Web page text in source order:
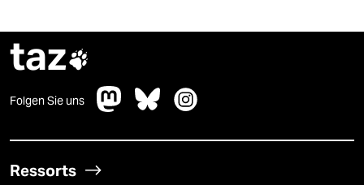
taz
Folgen Sie uns
Ressorts